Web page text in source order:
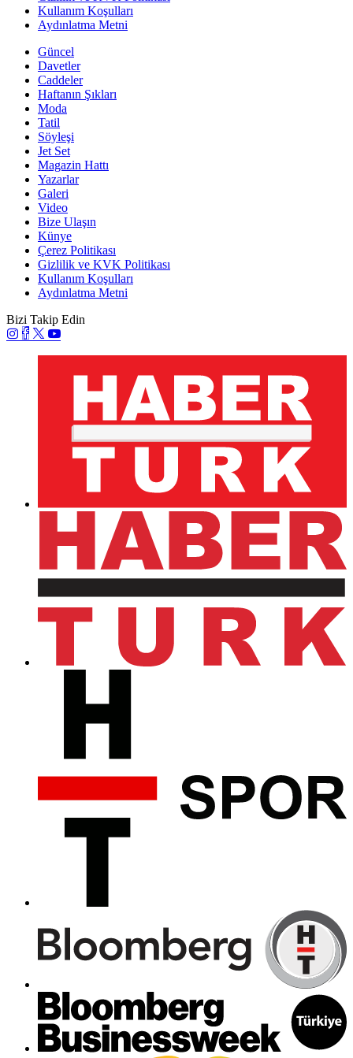
Kullanım Koşulları
Aydınlatma Metni
Güncel
Davetler
Caddeler
Haftanın Şıkları
Moda
Tatil
Söyleşi
Jet Set
Magazin Hattı
Yazarlar
Galeri
Video
Bize Ulaşın
Künye
Çerez Politikası
Gizlilik ve KVK Politikası
Kullanım Koşulları
Aydınlatma Metni
Bizi Takip Edin